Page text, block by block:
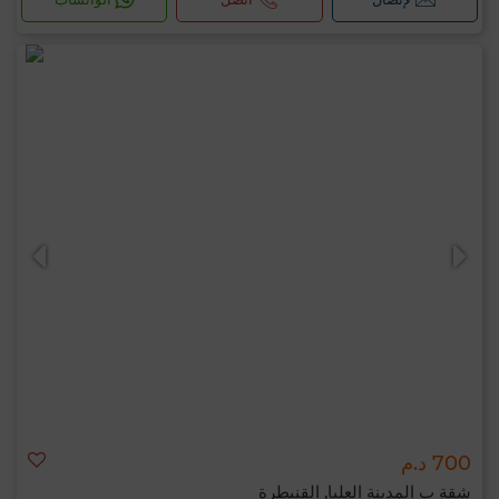
700 د.م
شقة ب المدينة العليا, القنيطرة